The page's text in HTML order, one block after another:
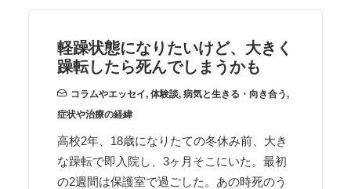
軽躁状態になりたいけど、大きく
躁転したら死んでしまうかも
コラムやエッセイ, 体験談, 病気と生きる・向き合う,
症状や治療の経緯
高校2年、18歳になりたての冬休み前、大き
な躁転で即入院し、3ヶ月そこにいた。最初
の2週間は保護室で過ごした。あの時死のう